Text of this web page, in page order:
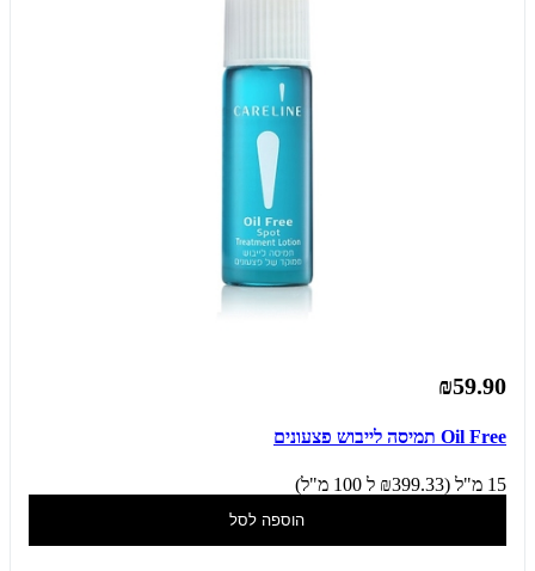
₪59.90
Oil Free תמיסה לייבוש פצעונים
15 מ"ל (₪399.33 ל 100 מ"ל)
הוספה לסל